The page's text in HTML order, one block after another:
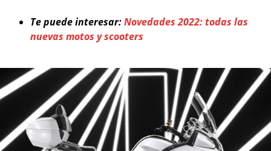
Te puede interesar:Novedades 2022: todas las
nuevas motos y scooters